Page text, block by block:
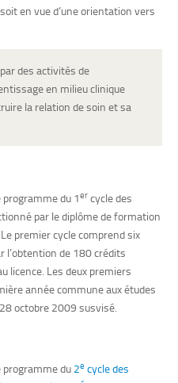
en vue d’une orientation vers
des activités de
en milieu clinique
la relation de soin et sa
du 1er cycle des
par le diplôme de formation
premier cycle comprend six
de 180 crédits
licence. Les deux premiers
année commune aux études
octobre 2009 susvisé.
du 2e cycle des